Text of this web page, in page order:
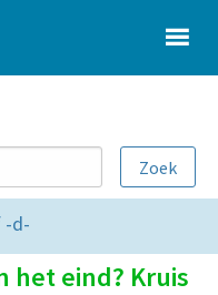
-d-
het eind? Kruis